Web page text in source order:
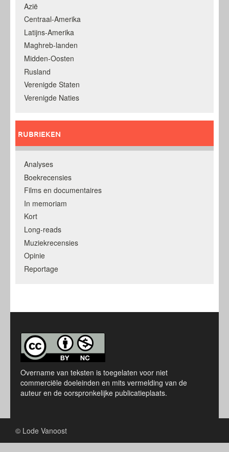
Azië
Centraal-Amerika
Latijns-Amerika
Maghreb-landen
Midden-Oosten
Rusland
Verenigde Staten
Verenigde Naties
RUBRIEKEN
Analyses
Boekrecensies
Films en documentaires
In memoriam
Kort
Long-reads
Muziekrecensies
Opinie
Reportage
Overname van teksten is toegelaten voor niet
commerciële doeleinden en mits vermelding van de
auteur en de oorspronkelijke publicatieplaats.
© Lode Vanoost